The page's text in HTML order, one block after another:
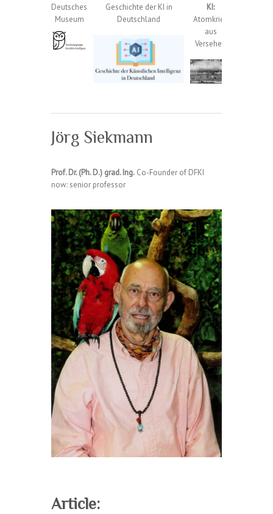
Deutsches
Museum
Geschichte der KI in
Deutschland
KI:
Atomkrieg
aus
Versehen
Jörg Siekmann
Prof. Dr. (Ph. D.) grad. Ing. Co-Founder of DFKI
now: senior professor
Article: